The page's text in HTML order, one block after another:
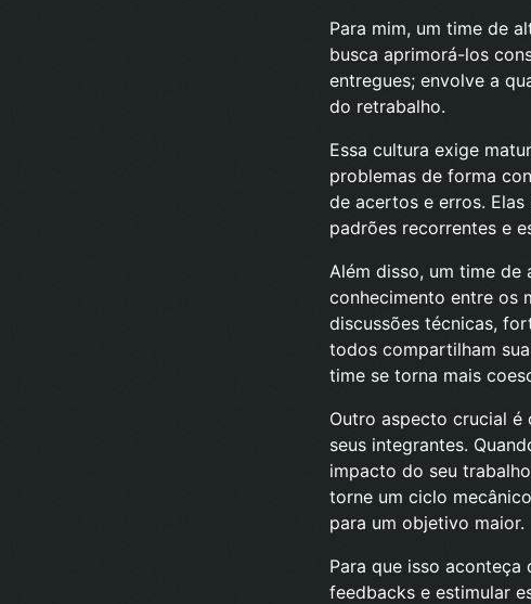
Para mim, um time de
busca aprimorá-los
entregues; envolve a
do retrabalho.
Essa cultura exige
problemas de forma
de acertos e erros.
padrões recorrentes e
Além disso, um time
conhecimento entre os
discussões técnicas,
todos compartilham
time se torna mais
Outro aspecto crucial
seus integrantes.
impacto do seu
torne um ciclo
para um objetivo maior.
Para que isso
feedbacks e estimular